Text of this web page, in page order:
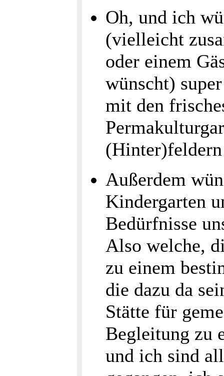
Oh, und ich
(vielleicht
oder einem
wünscht)
mit den
Außerdem
Kindergarten
Bedürfnisse
Also welche,
zu einem
die dazu da
Stätte für
Begleitung zu
und ich sind